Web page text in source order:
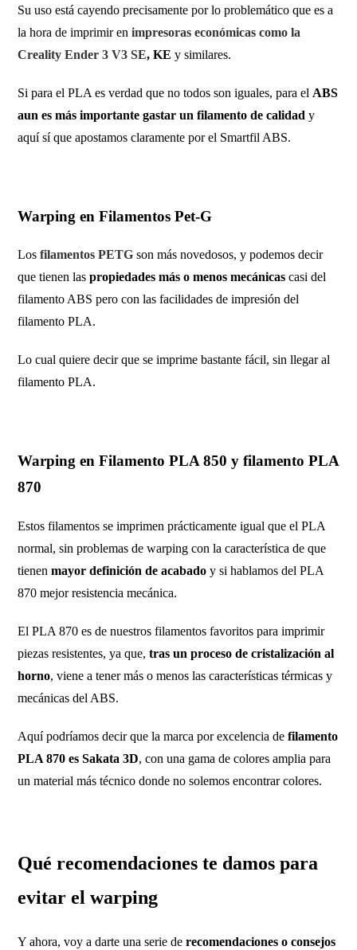
Su uso está cayendo precisamente por lo problemático que es a
la hora de imprimir enimpresoras económicas como la
Creality Ender 3 V3 SE, KE y similares.
Si para el PLA es verdad que no todos son iguales, para el ABS
aun es más importante gastar un filamento de calidad y
aquí sí que apostamos claramente por el Smartfil ABS.
Warping en Filamentos Pet-G
Losfilamentos PETG son más novedosos, y podemos decir
que tienen laspropiedades más o menos mecánicas casi del
filamento ABS pero con las facilidades de impresión del
filamento PLA.
Lo cual quiere decir que se imprime bastante fácil, sin llegar al
filamento PLA.
Warping en Filamento PLA 850 y filamento PLA
870
Estos filamentos se imprimen prácticamente igual que el PLA
normal, sin problemas de warping con la característica de que
tienenmayor definición de acabado y si hablamos del PLA
870 mejor resistencia mecánica.
El PLA 870 es de nuestros filamentos favoritos para imprimir
piezas resistentes, ya que,tras un proceso de cristalización al
horno, viene a tener más o menos las características térmicas y
mecánicas del ABS.
Aquí podríamos decir que la marca por excelencia defilamento
PLA 870 es Sakata 3D, con una gama de colores amplia para
un material más técnico donde no solemos encontrar colores.
Qué recomendaciones te damos para
evitar el warping
Y ahora, voy a darte una serie derecomendaciones o consejos